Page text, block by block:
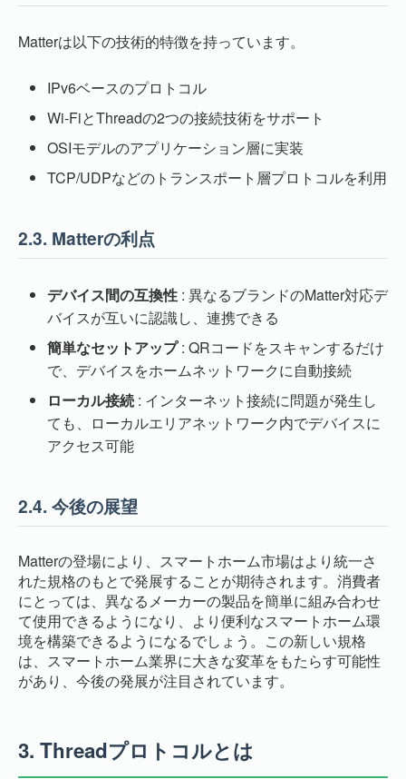
Matterは以下の技術的特徴を持っています。
IPv6ベースのプロトコル
Wi-FiとThreadの2つの接続技術をサポート
OSIモデルのアプリケーション層に実装
TCP/UDPなどのトランスポート層プロトコルを利用
2.3. Matterの利点
デバイス間の互換性 : 異なるブランドのMatter対応デ
バイスが互いに認識し、連携できる
簡単なセットアップ: QRコードをスキャンするだけ
で、デバイスをホームネットワークに自動接続
ローカル接続 : インターネット接続に問題が発生し
ても、ローカルエリアネットワーク内でデバイスに
アクセス可能
2.4. 今後の展望
Matterの登場により、スマートホーム市場はより統一さ
れた規格のもとで発展することが期待されます。消費者
にとっては、異なるメーカーの製品を簡単に組み合わせ
て使用できるようになり、より便利なスマートホーム環
境を構築できるようになるでしょう。この新しい規格
は、スマートホーム業界に大きな変革をもたらす可能性
があり、今後の発展が注目されています。
3. Threadプロトコルとは